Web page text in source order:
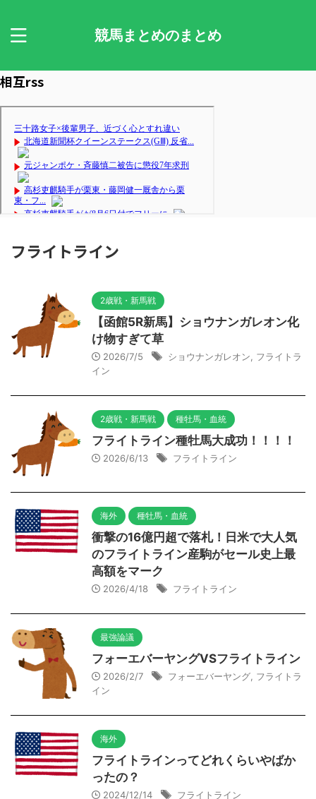
競馬まとめのまとめ
相互rss
フライトライン
2歳戦・新馬戦
【函館5R新馬】ショウナンガレオン化
け物すぎて草
2026/7/5 ショウナンガレオン
フライトラ
イン
2歳戦・新馬戦 種牡馬・血統
フライトライン種牡馬大成功！！！！
2026/6/13 フライトライン
海外 種牡馬・血統
衝撃の16億円超で落札！日米で大人気
のフライトライン産駒がセール史上最
高額をマーク
2026/4/18 フライトライン
最強論議
フォーエバーヤングVSフライトライン
2026/2/7 フォーエバーヤング フライトラ
イン
海外
フライトラインってどれくらいやばか
ったの？
2024/12/14 フライトライン